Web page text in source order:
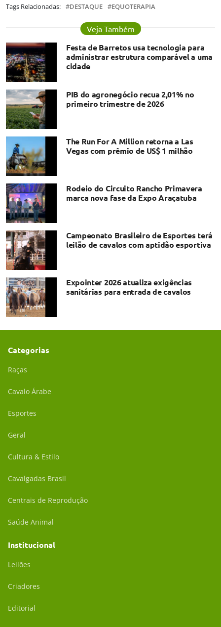
Tags Relacionadas: DESTAQUE EQUOTERAPIA
Veja Também
Festa de Barretos usa tecnologia para
administrar estrutura comparável a uma
cidade
PIB do agronegócio recua 2,01% no
primeiro trimestre de 2026
The Run For A Million retorna a Las
Vegas com prêmio de US$ 1 milhão
Rodeio do Circuito Rancho Primavera
marca nova fase da Expo Araçatuba
Campeonato Brasileiro de Esportes terá
leilão de cavalos com aptidão esportiva
Expointer 2026 atualiza exigências
sanitárias para entrada de cavalos
Categorias
Raças
Cavalo Árabe
Esportes
Geral
Cultura & Estilo
Cavalgadas Brasil
Centrais de Reprodução
Saúde Animal
Institucional
Leilões
Criadores
Editorial